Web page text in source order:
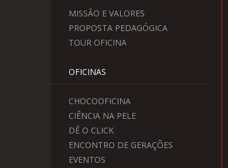
MISSÃO E VALORES
PROPOSTA PEDAGÓGICA
TOUR OFICINA
OFICINAS
CHOCOOFICINA
CIÊNCIA NA PELE
DÊ O CLICK
ENCONTRO DE GERAÇÕES
EVENTOS